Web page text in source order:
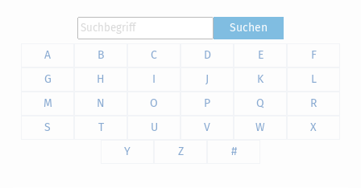
Suchen
A
B C D E
F
G
H I J K
L
M
N O P Q
R
S
T U V W
X
Y
Z #